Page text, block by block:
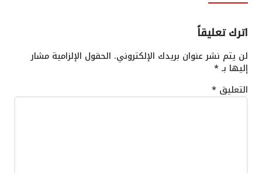
اترك تعليقاً
لن يتم نشر عنوان بريدك الإلكتروني. الحقول الإلزامية مشار
إليها بـ*
التعليق *